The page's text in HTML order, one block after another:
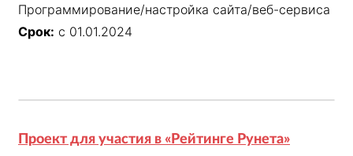
Программирование/настройка сайта/веб-сервиса
Срок: с 01.01.2024
Проект для участия в «Рейтинге Рунета»